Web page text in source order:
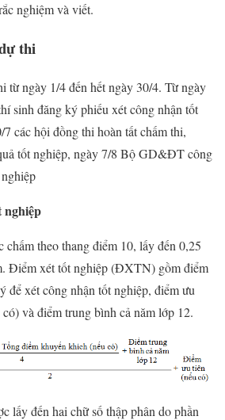
nghiệm và viết.
thi
từ ngày 1/4 đến hết ngày 30/4. Từ ngày
sinh đăng ký phiếu xét công nhận tốt
các hội đồng thi hoàn tất chấm thi,
tốt nghiệp, ngày 7/8 Bộ GD&ĐT công
nghiệp
theo thang điểm 10, lấy đến 0,25
Điểm xét tốt nghiệp (ĐXTN) gồm điểm
để xét công nhận tốt nghiệp, điểm ưu
và điểm trung bình cả năm lớp 12.
lấy đến hai chữ số thập phân do phần